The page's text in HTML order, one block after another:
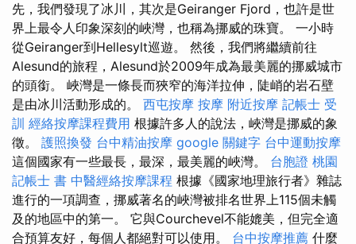
先，我們發現了冰川，其次是Geiranger Fjord，也許是世
界上最令人印象深刻的峽灣，也稱為挪威的珠寶。 一小時
從Geiranger到Hellesylt巡遊​​。 然後，我們將繼續前往
Alesund的旅程，Alesund於2009年成為最美麗的挪威城市
的頭銜。 峽灣是一條長而狹窄的海洋拉伸，陡峭的岩石壁
是由冰川活動形成的。 西屯按摩 按摩 附近按摩 記帳士 受
訓 經絡按摩課程費用 根據許多人的說法，峽灣是挪威的象
徵。 護照換發 台中精油按摩 google 關鍵字 台中運動按摩
這個國家有一些最長，最深，最美麗的峽灣。 台胞證 桃園
記帳士 書 中醫經絡按摩課程 根據《國家地理旅行者》雜誌
進行的一項調查，挪威著名的峽灣被排名世界上115個未觸
及的地區中的第一。 它與Courchevel不能媲美，但完全適
合預算友好，每個人都絕對可以使用。 台中按摩推薦 什麼